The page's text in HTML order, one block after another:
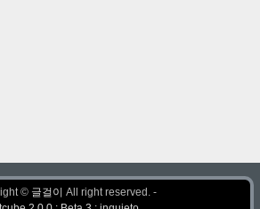
© 글걸이 All right reserved. -